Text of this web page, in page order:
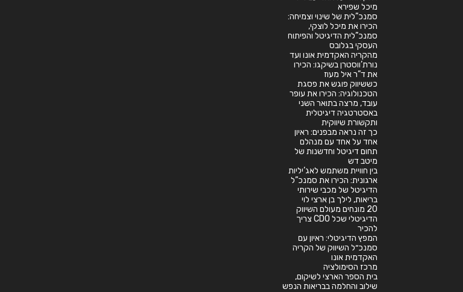
מיכל שפירא
סמנכ”לית של שינוי וצמיחה:
הכירו את מיכל לוצקי,
סמנכ”לית הדיגיטל והפיתוח
העסקי בגלובס
מהקריה האקדמית אונו ועד
נורת’ווסטרן בשיקגו: הכירו
את ד”ר איל מעוז
כששיווק פוגש את פסגת
הטכנולוגיה: הכירו את עופר
עובד, מרצה בתואר השני
באסטרטגיה דיגיטלית
ותקשורת שיווקית
כך זה נראה מבפנים: ראיון
אחד על אחד עם מנהלם
תחום דיגיטל וחדשנות של
מיטב דש
בין חוויית משתמש לאג’יליות
ארגונית: הכירו את סמנכ”ל
הדיגיטל של מכבי שירותי
בריאות, לילך בן ארצי לוי
20 מונחים מעולם השיווק
הדיגיטלי שכל CDO צריך
להכיר
המפץ הדיגיטלי: ראיון עם
סמנכ״ל השיווק של הקריה
האקדמית אונו
מרכז הסימולציה
בית הספר הארצי לשיקום,
שילוב והחלמה בבריאות הנפש